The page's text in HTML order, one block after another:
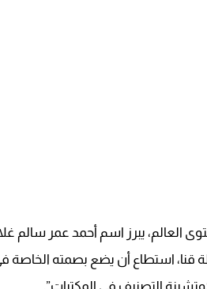
يبرز اسم أحمد عمر سالم
قنا، استطاع أن يضع بصمته